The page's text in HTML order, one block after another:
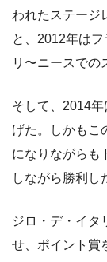
われたステージ
と、2012年は
リ〜ニースでの
そして、2014
げた。しかもこ
になりながらも
しながら勝利し
ジロ・デ・イタ
せ、ポイント賞